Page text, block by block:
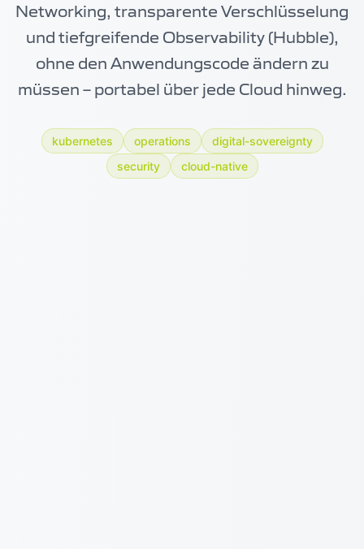
Networking, transparente Verschlüsselung
und tiefgreifende Observability (Hubble),
ohne den Anwendungscode ändern zu
müssen – portabel über jede Cloud hinweg.
kubernetes operations
digital-sovereignty
security
cloud-native